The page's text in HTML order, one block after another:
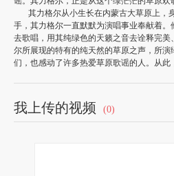
其力格尔从小生长在内蒙古大草原上，
手，其力格尔一直默默为演唱事业奉献着
去歌唱，用其纯绿色的天籁之音去诠释完
尔所展现的特有的纯天然的草原之声，所
们，也感动了许多热爱草原歌谣的人。从
我上传的视频 (0)